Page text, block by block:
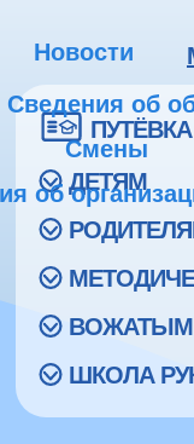
Новости
Сведения об
Смены
об
ПУТЁВКА
ДЕТЯМ
ВОЖАТЫМ
ШКОЛА